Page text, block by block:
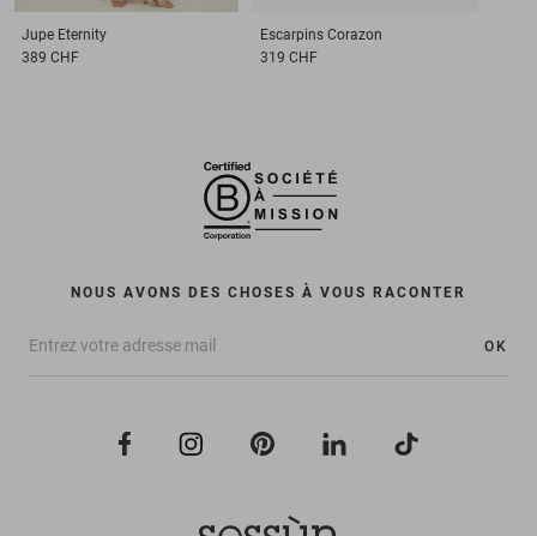
Jupe Eternity
389 CHF
Escarpins Corazon
319 CHF
NOUS AVONS DES CHOSES À VOUS RACONTER
OK